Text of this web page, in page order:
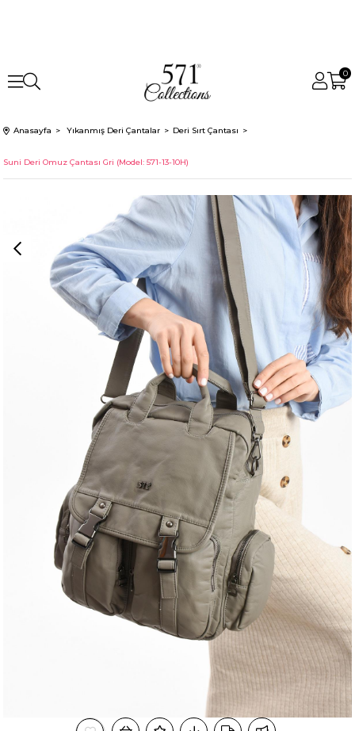
0
Anasayfa Yıkanmış Deri Çantalar Deri Sırt Çantası
Suni Deri Omuz Çantası Gri (Model: 571-13-10H)